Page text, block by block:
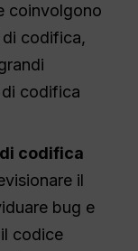
coinvolgono
di codifica,
codifica
codifica
il
bug e
codice